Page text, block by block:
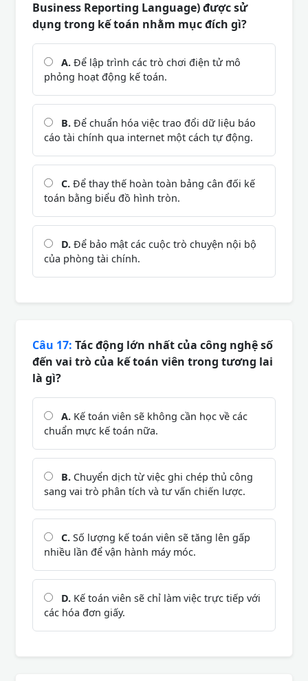
Business Reporting Language) được sử
dụng trong kế toán nhằm mục đích gì?
A. Để lập trình các trò chơi điện tử mô
phỏng hoạt động kế toán.
B. Để chuẩn hóa việc trao đổi dữ liệu báo
cáo tài chính qua internet một cách tự động.
C. Để thay thế hoàn toàn bảng cân đối kế
toán bằng biểu đồ hình tròn.
D. Để bảo mật các cuộc trò chuyện nội bộ
của phòng tài chính.
Câu 17: Tác động lớn nhất của công nghệ số
đến vai trò của kế toán viên trong tương lai
là gì?
A. Kế toán viên sẽ không cần học về các
chuẩn mực kế toán nữa.
B. Chuyển dịch từ việc ghi chép thủ công
sang vai trò phân tích và tư vấn chiến lược.
C. Số lượng kế toán viên sẽ tăng lên gấp
nhiều lần để vận hành máy móc.
D. Kế toán viên sẽ chỉ làm việc trực tiếp với
các hóa đơn giấy.